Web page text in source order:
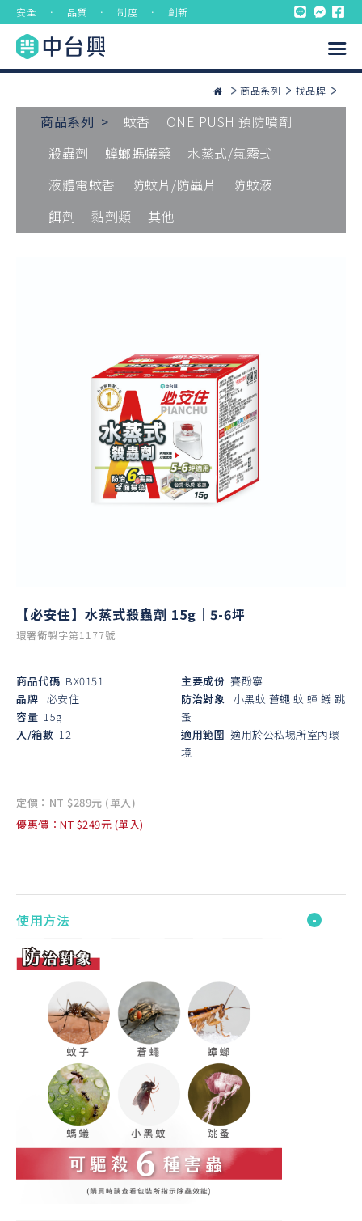
安全 ． 品質 ． 制度 ． 創新
商品系列 找品牌
商品系列 > 蚊香
ONE PUSH 預防噴劑
殺蟲劑
蟑螂螞蟻藥
水蒸式/氣霧式
液體電蚊香
防蚊片/防蟲片
防蚊液
餌劑
黏劑類 其他
【必安住】水蒸式殺蟲劑 15g｜5-6坪
環署衛製字第1177號
商品代碼 BX0151
品牌 必安住
容量 15g
入/箱數 12
主要成份 賽酚寧
防治對象 小黑蚊 蒼蠅 蚊 蟑 蟻 跳
蚤
適用範圍 適用於公私場所室內環
境
定價：NT $289元 (單入)
優惠價：NT $249元 (單入)
使用方法